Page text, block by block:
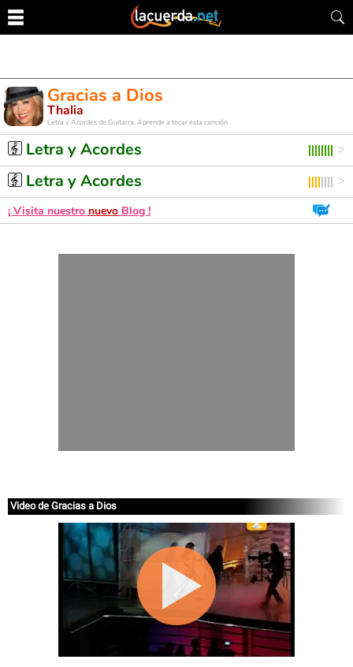
Gracias a Dios
Thalia
Letra y Acordes de Guitarra. Aprende a tocar esta canción
Letra y Acordes
Letra y Acordes
¡ Visita nuestro nuevo Blog !
Video de Gracias a Dios